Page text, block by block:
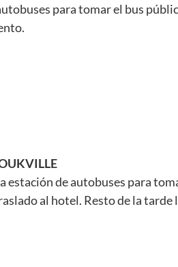
para tomar el bus
estación de autobuses para
al hotel. Resto de la tarde